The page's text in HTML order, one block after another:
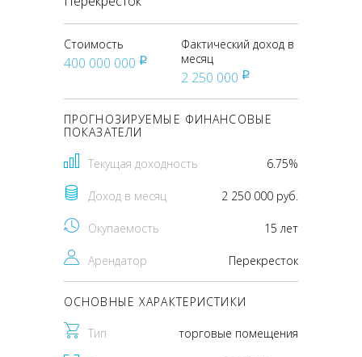
Стоимость
400 000 000 pуб
Фактический доход в
месяц
2 250 000 pуб
ПРОГНОЗИРУЕМЫЕ ФИНАНСОВЫЕ
ПОКАЗАТЕЛИ
Текущая доходность 6.75%
Доход в месяц 2 250 000 руб.
Окупаемость 15 лет
Арендатор Перекресток
ОСНОВНЫЕ ХАРАКТЕРИСТИКИ
Тип торговые помещения